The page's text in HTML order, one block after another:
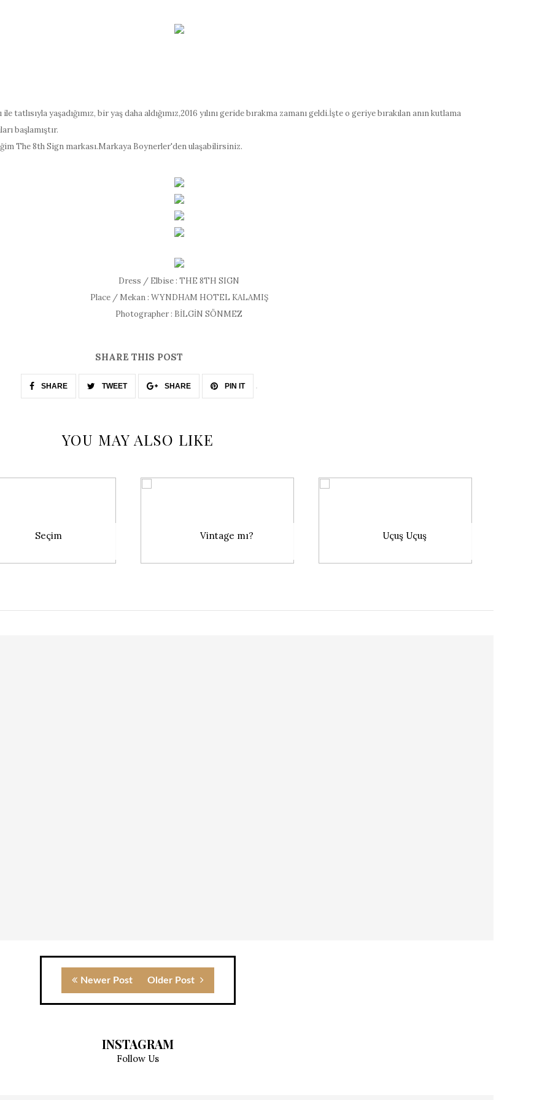
ile tatlısıyla yaşadığımız, bir yaş daha aldığımız,2016 yılını geride bırakma zamanı geldi.İşte o geriye bırakılan anın kutlama
başlamıştır.
The 8th Sign markası.Markaya Boynerler'den ulaşabilirsiniz.
Dress / Elbise : THE 8TH SIGN
Place / Mekan : WYNDHAM HOTEL KALAMIŞ
Photographer : BİLGİN SÖNMEZ
SHARE THIS POST
SHARE TWEET SHARE PIN IT
YOU MAY ALSO LIKE
Seçim Vintage mı? Uçuş Uçuş
Newer Post Older Post
INSTAGRAM
Follow Us